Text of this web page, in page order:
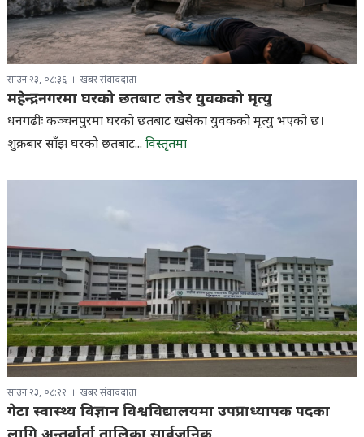
साउन २३, ०८:३६ खबर संवाददाता
महेन्द्रनगरमा घरको छतबाट लडेर युवकको मृत्यु
धनगढीः कञ्चनपुरमा घरकाे छतबाट खसेका युवककाे मृत्यु भएको छ।
शुक्रबार साँझ घरकाे छतबाट... विस्तृतमा
साउन २३, ०८:२२ खबर संवाददाता
गेटा स्वास्थ्य विज्ञान विश्वविद्यालयमा उपप्राध्यापक पदका